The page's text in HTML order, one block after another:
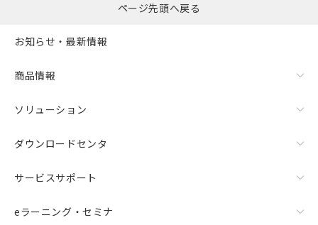
ページ先頭へ戻る
お知らせ・最新情報
商品情報
ソリューション
ダウンロードセンタ
サービスサポート
eラーニング・セミナ